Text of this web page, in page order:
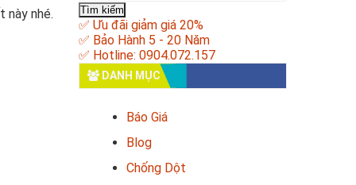
này nhé.
cho:
✅ Ưu đãi giảm giá 20%
✅ Bảo Hành 5 - 20 Năm
✅ Hotline: 0904.072.157
DANH MỤC
Báo Giá
Blog
Chống Dột